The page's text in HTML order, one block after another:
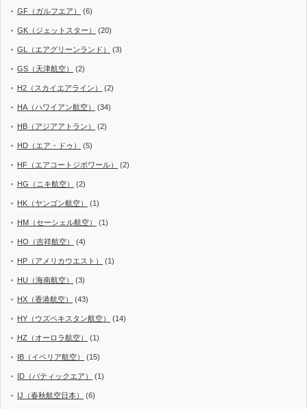
GF（ガルフエア） (6)
GK（ジェットスター） (20)
GL（エアグリーンランド） (3)
GS（天津航空） (2)
H2（スカイエアライン） (2)
HA（ハワイアン航空） (34)
HB（アジアアトラン） (2)
HD（エア・ドゥ） (5)
HF（エアコートジボワール） (2)
HG（ニキ航空） (2)
HK（ヤンゴン航空） (1)
HM（セーシェル航空） (1)
HO（吉祥航空） (4)
HP（アメリカウエスト） (1)
HU（海南航空） (3)
HX（香港航空） (43)
HY（ウズベキスタン航空） (14)
HZ（オーロラ航空） (1)
IB（イベリア航空） (15)
ID（バティックエア） (1)
IJ（春秋航空日本） (6)